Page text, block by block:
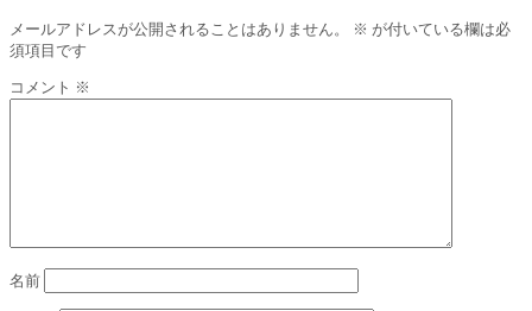
メールアドレスが公開されることはありません。 ※ が付いている欄は必
須項目です
コメント ※
名前